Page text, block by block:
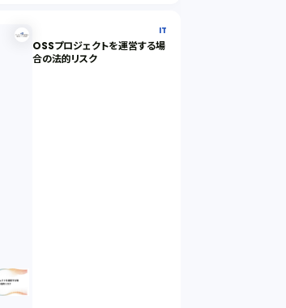
IT
OSSプロジェクトを運営する場
合の法的リスク